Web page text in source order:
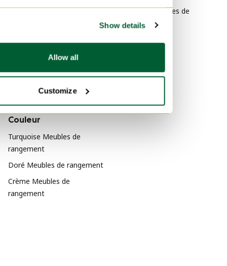
Show details
Allow all
Customize
Moderne Meubles de
rangement
Cuivre Meubles de rangement
Cuir Meubles de rangement
MDF Meubles de rangement
Couleur
Turquoise Meubles de
rangement
Doré Meubles de rangement
Crème Meubles de
rangement